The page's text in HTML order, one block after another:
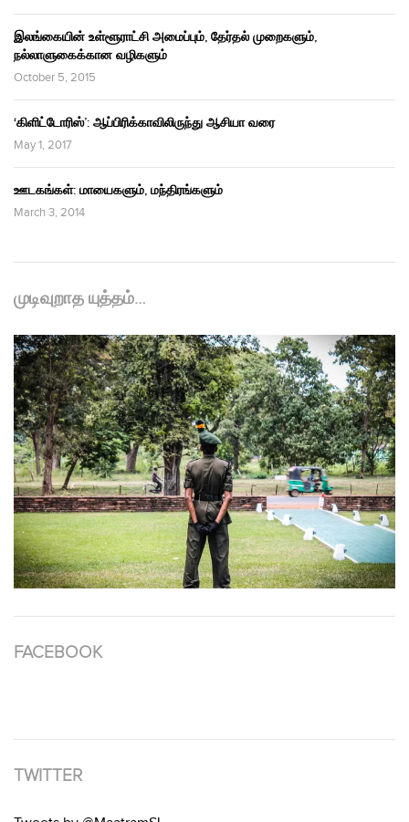
இலங்கையின் உள்ளூராட்சி அமைப்பும், தேர்தல் முறைகளும்,
நல்லாளுகைக்கான வழிகளும்
October 5, 2015
‘கிளிட்டோரிஸ்’: ஆப்பிரிக்காவிலிருந்து ஆசியா வரை
May 1, 2017
ஊடகங்கள்: மாயைகளும், மந்திரங்களும்
March 3, 2014
முடிவுறாத யுத்தம்…
FACEBOOK
TWITTER